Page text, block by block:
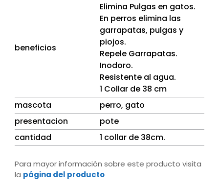
beneficios
Elimina Pulgas en gatos.
En perros elimina las
garrapatas, pulgas y
piojos.
Repele Garrapatas.
Inodoro.
Resistente al agua.
1 Collar de 38 cm
mascota
perro, gato
presentacion
pote
cantidad
1 collar de 38cm.
Para mayor información sobre este producto visita
la página del producto